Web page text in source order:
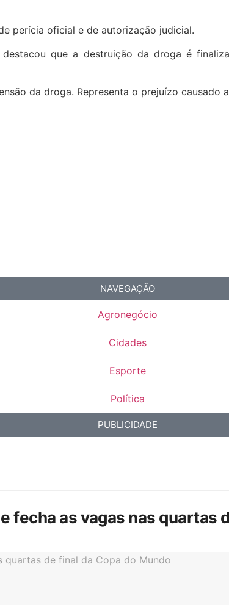
perícia oficial e de autorização judicial.
que a destruição da droga é
da droga. Representa o prejuízo causado
NAVEGAÇÃO
Agronegócio
Cidades
Esporte
Política
PUBLICIDADE
fecha as vagas nas quartas